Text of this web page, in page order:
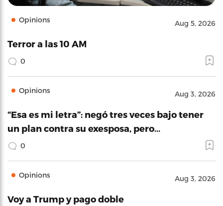
Opinions Aug 5, 2026
Terror a las 10 AM
0
Opinions Aug 3, 2026
“Esa es mi letra”: negó tres veces bajo tener
un plan contra su exesposa, pero…
0
Opinions Aug 3, 2026
Voy a Trump y pago doble